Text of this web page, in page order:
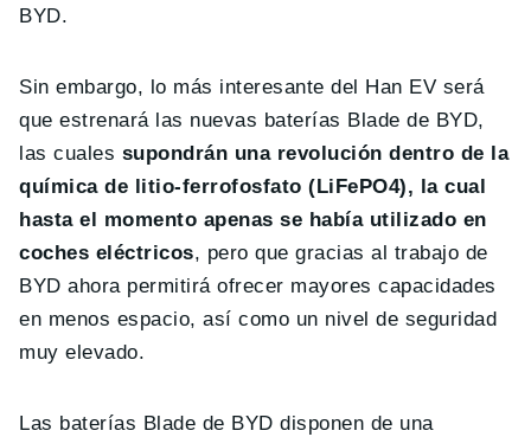
BYD.
Sin embargo, lo más interesante del Han EV será
que estrenará las nuevas baterías Blade de BYD,
las cuales supondrán una revolución dentro de la
química de litio-ferrofosfato (LiFePO4), la cual
hasta el momento apenas se había utilizado en
coches eléctricos, pero que gracias al trabajo de
BYD ahora permitirá ofrecer mayores capacidades
en menos espacio, así como un nivel de seguridad
muy elevado.
Las baterías Blade de BYD disponen de una